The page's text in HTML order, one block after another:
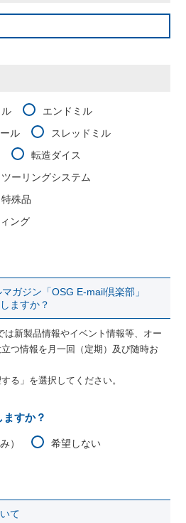
ル
エンドミル
ル
スレッドミル
転造ダイス
ツーリングシステム
特殊品
ング
ガジン「OSG E-mail倶楽部」
ますか？
新製品情報やイベント情報等、オー
つ情報を月一回（定期）及び随時お
る」を選択してください。
すか？
） 希望しない
て